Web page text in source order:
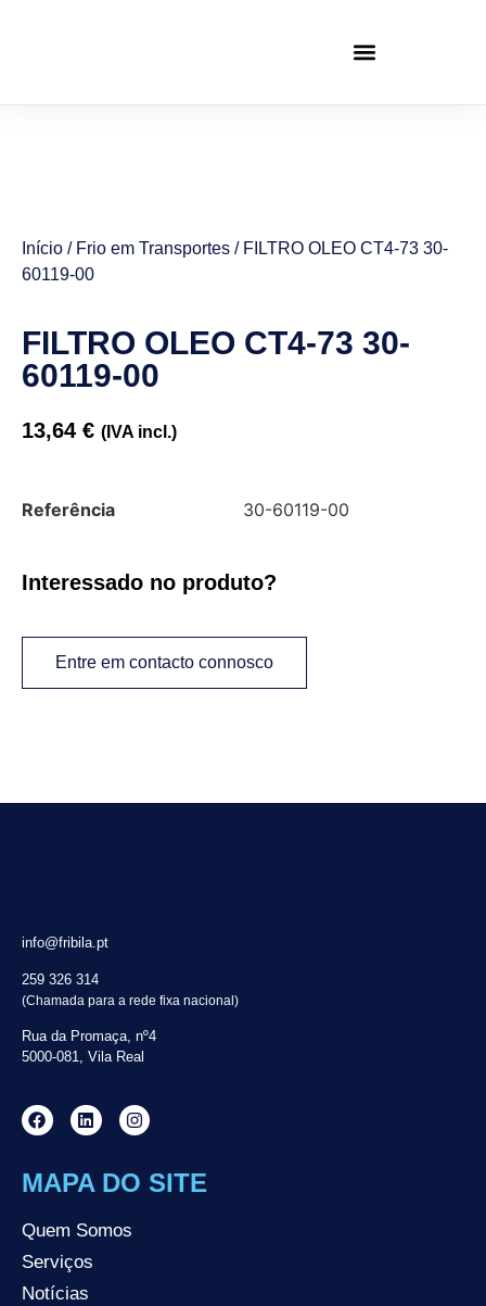
Início / Frio em Transportes / FILTRO OLEO CT4-73 30-
60119-00
FILTRO OLEO CT4-73 30-
60119-00
13,64 € (IVA incl.)
Referência 30-60119-00
Interessado no produto?
Entre em contacto connosco
info@fribila.pt
259 326 314
(Chamada para a rede fixa nacional)
Rua da Promaça, nº4
5000-081, Vila Real
MAPA DO SITE
Quem Somos
Serviços
Notícias